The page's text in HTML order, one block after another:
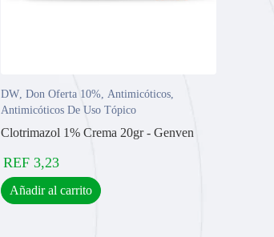
DW, Don Oferta 10%, Antimicóticos,
Antimicóticos De Uso Tópico
Clotrimazol 1% Crema 20gr - Genven
REF 3,23
Añadir al carrito